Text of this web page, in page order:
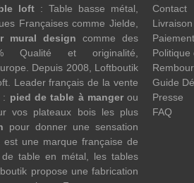
loft : Table basse métal,
Françaises comme Jielde,
mural design comme des
Qualité et originalité,
Depuis 2008, Loftboutik
Leader français de la vente
: pied de table à mangerou
vos plateaux bois les plus
pour donner une sensation
une marque française de
table en métal, les tables
propose une fabrication
Contact
Livraison
Politique
Guide
Presse
FAQ